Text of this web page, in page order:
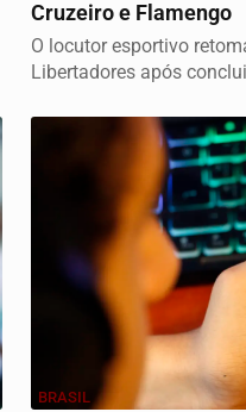
Cruzeiro e Flamengo
O locutor esportivo
Libertadores após
BRASIL